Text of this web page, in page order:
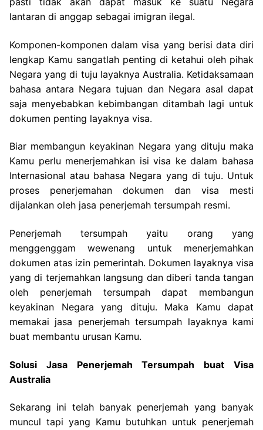
lantaran di anggap sebagai imigran ilegal.
Komponen-komponen dalam visa yang berisi data diri
lengkap Kamu sangatlah penting di ketahui oleh pihak
Negara yang di tuju layaknya Australia. Ketidaksamaan
bahasa antara Negara tujuan dan Negara asal dapat
saja menyebabkan kebimbangan ditambah lagi untuk
dokumen penting layaknya visa.
Biar membangun keyakinan Negara yang dituju maka
Kamu perlu menerjemahkan isi visa ke dalam bahasa
Internasional atau bahasa Negara yang di tuju. Untuk
proses penerjemahan dokumen dan visa mesti
dijalankan oleh jasa penerjemah tersumpah resmi.
Penerjemah tersumpah yaitu orang yang
menggenggam wewenang untuk menerjemahkan
dokumen atas izin pemerintah. Dokumen layaknya visa
yang di terjemahkan langsung dan diberi tanda tangan
oleh penerjemah tersumpah dapat membangun
keyakinan Negara yang dituju. Maka Kamu dapat
memakai jasa penerjemah tersumpah layaknya kami
buat membantu urusan Kamu.
Solusi Jasa Penerjemah Tersumpah buat Visa
Australia
Sekarang ini telah banyak penerjemah yang banyak
muncul tapi yang Kamu butuhkan untuk penerjemah